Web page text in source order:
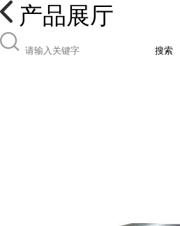
产品展厅
搜索